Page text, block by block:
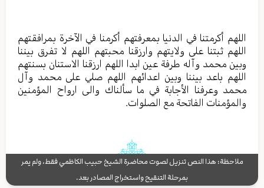
اللهم أكرمتنا في الدنيا بمعرفتهم أكرمنا في الآخرة بمرافقتهم
اللهم ثبتنا على ولايتهم وارزقنا محبتهم اللهم لا تفرق بيننا
وبين محمد وآله طرفة عين ابدا اللهم ارزقنا الاستنان بسنتهم
اللهم باعد بيننا وبين اعدائهم اللهم صلي على محمد وآل
محمد وعرفنا الأجابة في ما سألناك والى ارواح المؤمنين
والمؤمنات الفاتحة مع الصلوات.
ملاحظة: هذا النص تنزيل لصوت محاضرة الشيخ حبيب الكاظمي فقط، ولم يمر
بمرحلة التنقيح واستخراج المصادر بعد.